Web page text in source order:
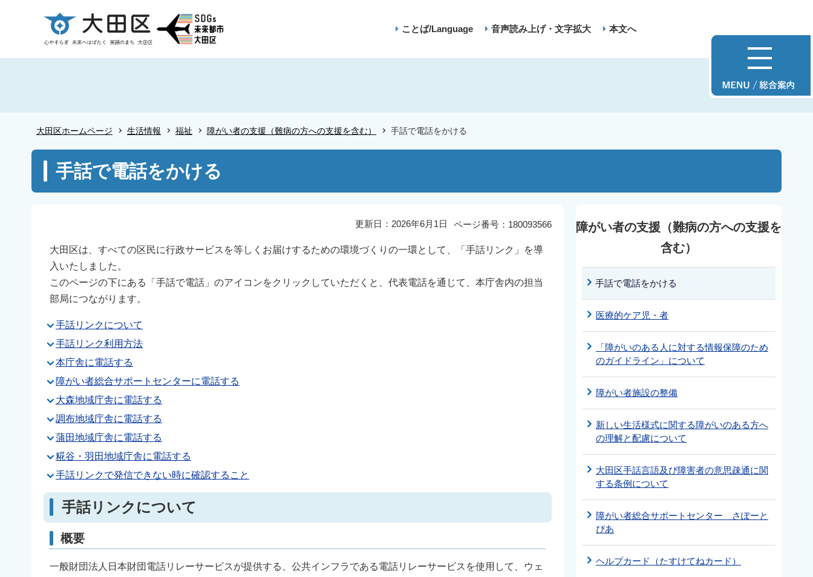
ー
ことば/Language 音声読み上げ・文字拡大 本文へ
大田区ホームページ 生活情報 福祉 障がい者の支援（難病の方への支援を含む） 手話で電話をかける
こ
手話で電話をかける
ページ番号：180093566
更新日：2026年6月1日
大田区は、すべての区民に行政サービスを等しくお届けするための環境づくりの一環として、「手話リンク」を導
入いたしました。
このページの下にある「手話で電話」のアイコンをクリックしていただくと、代表電話を通じて、本庁舎内の担当
部局につながります。
手話リンクについて
手話リンク利用方法
本庁舎に電話する
障がい者総合サポートセンターに電話する
大森地域庁舎に電話する
調布地域庁舎に電話する
蒲田地域庁舎に電話する
糀谷・羽田地域庁舎に電話する
手話リンクで発信できない時に確認すること
手話リンクについて
概要
一般財団法人日本財団電話リレーサービスが提供する、公共インフラである電話リレーサービスを使用して、ウェ
障がい者の支援（難病の方への支援を
含む）
手話で電話をかける
医療的ケア児・者
「障がいのある人に対する情報保障のため
のガイドライン」について
障がい者施設の整備
新しい生活様式に関する障がいのある方へ
の理解と配慮について
大田区手話言語及び障害者の意思疎通に関
する条例について
障がい者総合サポートセンター さぽーと
ぴあ
ヘルプカード（たすけてねカード）